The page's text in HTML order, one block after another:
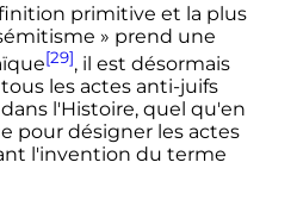
primitive et la plus
» prend une
[29], il est désormais
les actes anti-juifs
l'Histoire, quel qu'en
pour désigner les actes
l'invention du terme